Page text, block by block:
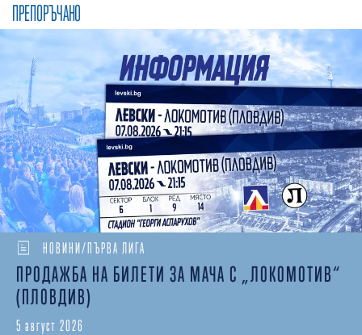
ПРЕПОРЪЧАНО
НОВИНИ/ПЪРВА ЛИГА
ПРОДАЖБА НА БИЛЕТИ ЗА МАЧА С „ЛОКОМОТИВ“
(ПЛОВДИВ)
5 август 2026